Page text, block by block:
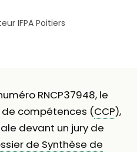
IFPA Poitiers
RNCP37948, le
compétences (CCP),
devant un jury de
de Synthèse de